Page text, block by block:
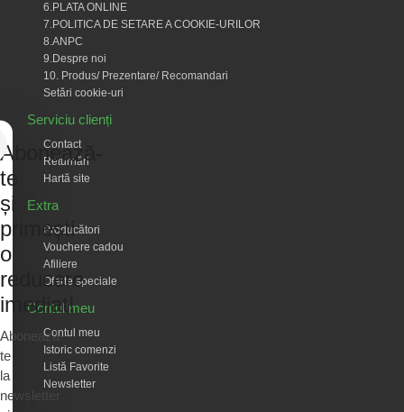
6.PLATA ONLINE
7.POLITICA DE SETARE A COOKIE-URILOR
8.ANPC
9.Despre noi
10. Produs/ Prezentare/ Recomandari
Setări cookie-uri
Serviciu clienți
Contact
Returnări
Hartă site
Extra
Producători
Vouchere cadou
Afiliere
Oferte speciale
Contul meu
Contul meu
Istoric comenzi
Listă Favorite
Newsletter
Abonează-
te
și
primești
o
reducere
imediat!
Abonează-
te
la
newsletter